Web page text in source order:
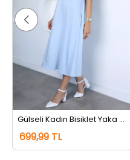
Gülseli Kadın Bisiklet Yaka Cepli Elbise Mavi
699,99 TL